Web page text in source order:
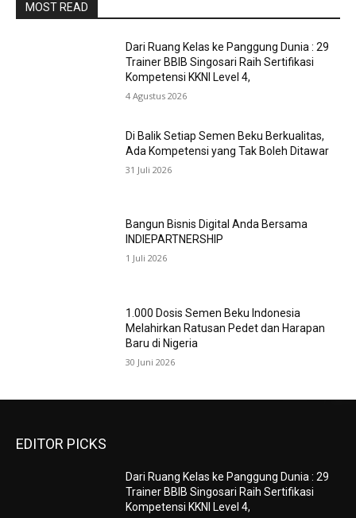
MOST READ
Dari Ruang Kelas ke Panggung Dunia : 29
Trainer BBIB Singosari Raih Sertifikasi
Kompetensi KKNI Level 4,
4 Agustus 2026
Di Balik Setiap Semen Beku Berkualitas,
Ada Kompetensi yang Tak Boleh Ditawar
31 Juli 2026
Bangun Bisnis Digital Anda Bersama
INDIEPARTNERSHIP
1 Juli 2026
1.000 Dosis Semen Beku Indonesia
Melahirkan Ratusan Pedet dan Harapan
Baru di Nigeria
30 Juni 2026
EDITOR PICKS
Dari Ruang Kelas ke Panggung Dunia : 29
Trainer BBIB Singosari Raih Sertifikasi
Kompetensi KKNI Level 4,